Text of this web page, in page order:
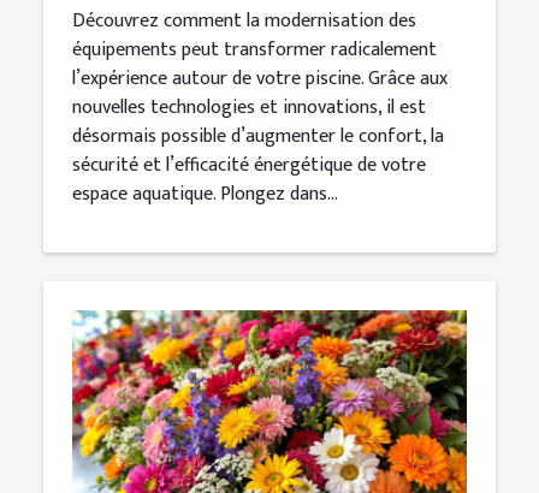
Découvrez comment la modernisation des
équipements peut transformer radicalement
l’expérience autour de votre piscine. Grâce aux
nouvelles technologies et innovations, il est
désormais possible d’augmenter le confort, la
sécurité et l’efficacité énergétique de votre
espace aquatique. Plongez dans...